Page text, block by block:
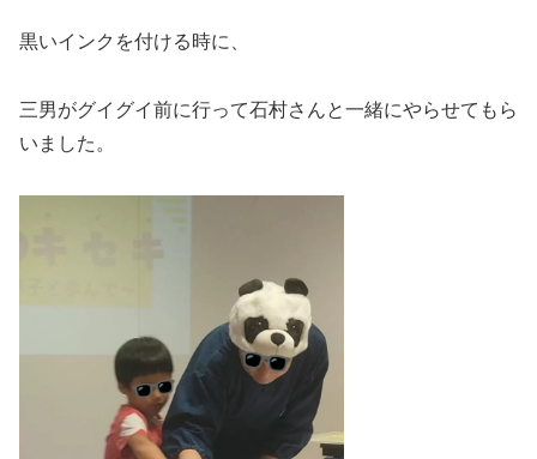
黒いインクを付ける時に、
三男がグイグイ前に行って石村さんと一緒にやらせてもら
いました。